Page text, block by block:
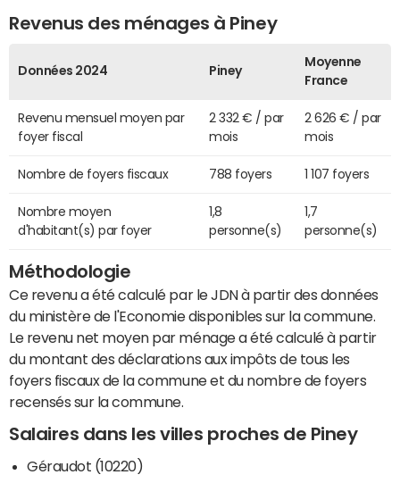
Revenus des ménages à Piney
Données 2024 Piney
Moyenne
France
Revenu mensuel moyen par
foyer fiscal
2 332 € / par
mois
2 626 € / par
mois
Nombre de foyers fiscaux 788 foyers 1 107 foyers
Nombre moyen
d'habitant(s) par foyer
1,8
personne(s)
1,7
personne(s)
Méthodologie
Ce revenu a été calculé par le JDN à partir des données
du ministère de l'Economie disponibles sur la commune.
Le revenu net moyen par ménage a été calculé à partir
du montant des déclarations aux impôts de tous les
foyers fiscaux de la commune et du nombre de foyers
recensés sur la commune.
Salaires dans les villes proches de Piney
Géraudot (10220)